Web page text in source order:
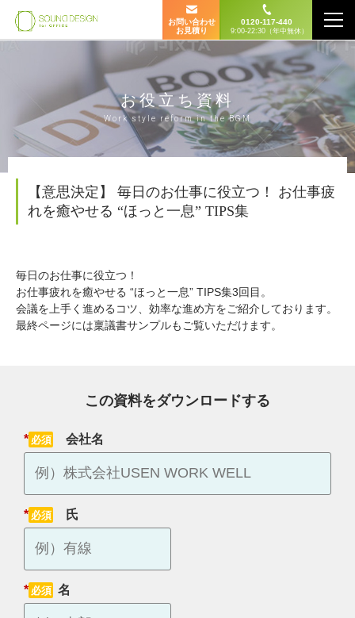
お問い合わせ
お見積り
0120-117-440
9:00-22:30（年中無休）
お役立ち資料
Work style reform in the BGM
【意思決定】 毎日のお仕事に役立つ！ お仕事疲
れを癒やせる “ほっと一息” TIPS集
毎日のお仕事に役立つ！
お仕事疲れを癒やせる “ほっと一息” TIPS集3回目。
会議を上手く進めるコツ、効率な進め方をご紹介しております。
最終ページには稟議書サンプルもご覧いただけます。
この資料をダウンロードする
* 会社名
* 氏
* 名